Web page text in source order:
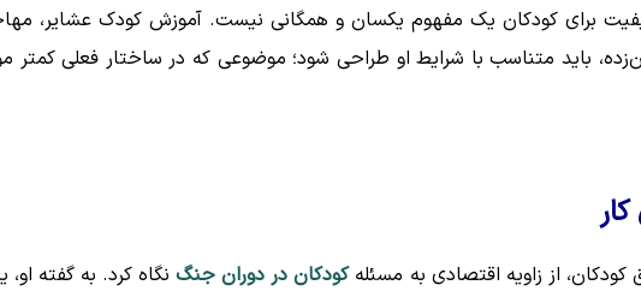
برای کودکان یک مفهوم یکسان و همگانی نیست. آموزش کودک عشایر،
باید متناسب با شرایط او طراحی شود؛ موضوعی که در ساختار فعلی کمتر
از زاویه اقتصادی به مسئلهکودکان در دوران جنگنگاه کرد. به گفته او،